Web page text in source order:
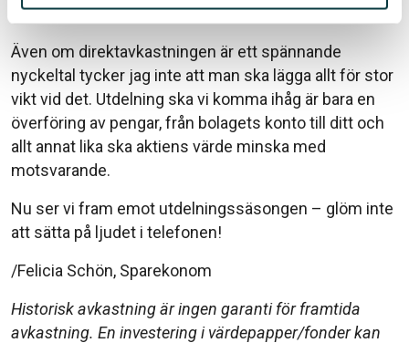
tisdag 17 februari 2026.
Även om direktavkastningen är ett spännande
nyckeltal tycker jag inte att man ska lägga allt för stor
vikt vid det. Utdelning ska vi komma ihåg är bara en
överföring av pengar, från bolagets konto till ditt och
allt annat lika ska aktiens värde minska med
motsvarande.
Nu ser vi fram emot utdelningssäsongen – glöm inte
att sätta på ljudet i telefonen!
/Felicia Schön, Sparekonom
Historisk avkastning är ingen garanti för framtida
avkastning. En investering i värdepapper/fonder kan